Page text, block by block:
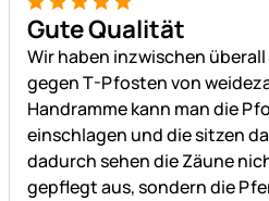
5 von 5
Gute Qualität
Wir haben inzwischen
gegen T-Pfosten von
Handramme kann man die
einschlagen und die sitzen
dadurch sehen die Zäune
gepflegt aus, sondern die